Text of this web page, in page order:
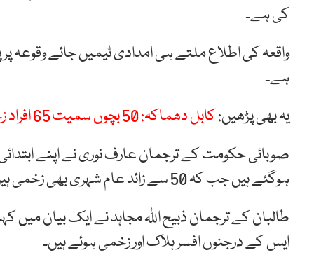
کی ہے۔
واقعہ کی اطلاع ملتے ہی امدادی ٹیمیں جائے وقوعہ پر
ہے۔
یہ بھی پڑھیں:کابل دھماکہ: 50 بچوں سمیت 65 افراد زخمی
ہوگئے ہیں جب کہ 50 سے زائد عام شہری بھی زخمی ہیں۔
طالبان کے ترجمان ذبیح اللہ مجاہد نے ایک بیان میں
ایس کے درجنوں افسر ہلاک اور زخمی ہوئے ہیں۔